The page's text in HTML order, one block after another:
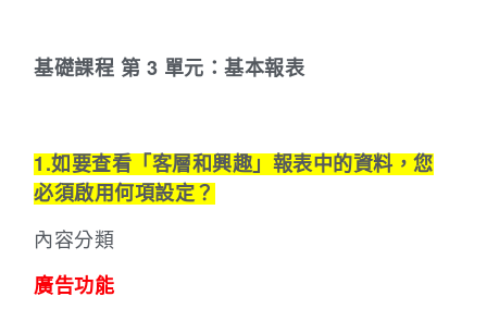
基礎課程 第 3 單元：基本報表
1.如要查看「客層和興趣」報表中的資料，您
必須啟用何項設定？
內容分類
廣告功能